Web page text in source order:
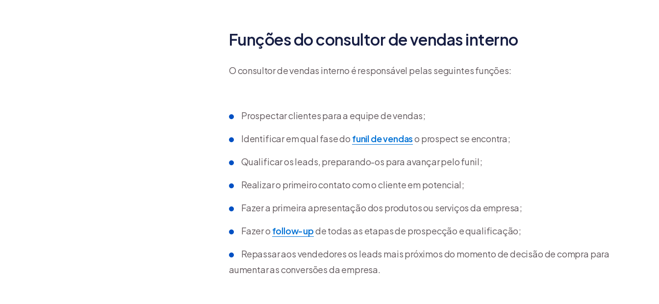
Funções do consultor de vendas interno
O consultor de vendas interno é responsável pelas seguintes funções:
Prospectar clientes para a equipe de vendas;
Identificar em qual fase do funil de vendaso prospect se encontra;
Qualificar os leads, preparando-os para avançar pelo funil;
Realizar o primeiro contato com o cliente em potencial;
Fazer a primeira apresentação dos produtos ou serviços da empresa;
Fazer o follow-upde todas as etapas de prospecção e qualificação;
Repassar aos vendedores os leads mais próximos do momento de decisão de compra para
aumentar as conversões da empresa.